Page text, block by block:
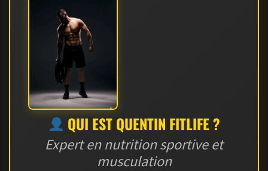
QUI EST QUENTIN FITLIFE ?
Expert en nutrition sportive et
musculation